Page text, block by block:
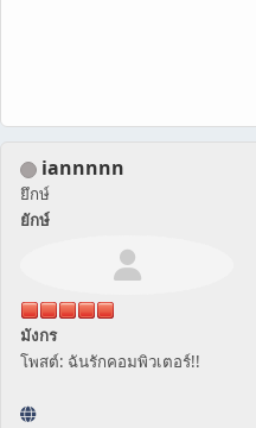
iannnnn
ยึกษ์
ยักษ์
มังกร
โพสต์: ฉันรักคอมพิวเตอร์!!